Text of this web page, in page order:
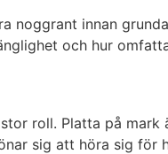
noggrant innan
och hur
roll. Platta på
sig att höra sig